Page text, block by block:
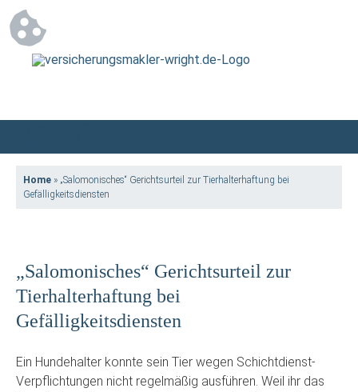
Home » „Salomonisches“ Gerichtsurteil zur Tierhalterhaftung bei
Gefälligkeitsdiensten
„Salomonisches“ Gerichtsurteil zur
Tierhalterhaftung bei
Gefälligkeitsdiensten
Ein Hundehalter konnte sein Tier wegen Schichtdienst-
Verpflichtungen nicht regelmäßig ausführen. Weil ihr das